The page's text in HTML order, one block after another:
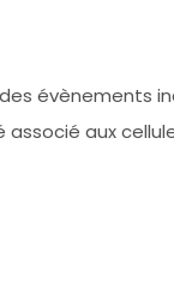
évènements
aux